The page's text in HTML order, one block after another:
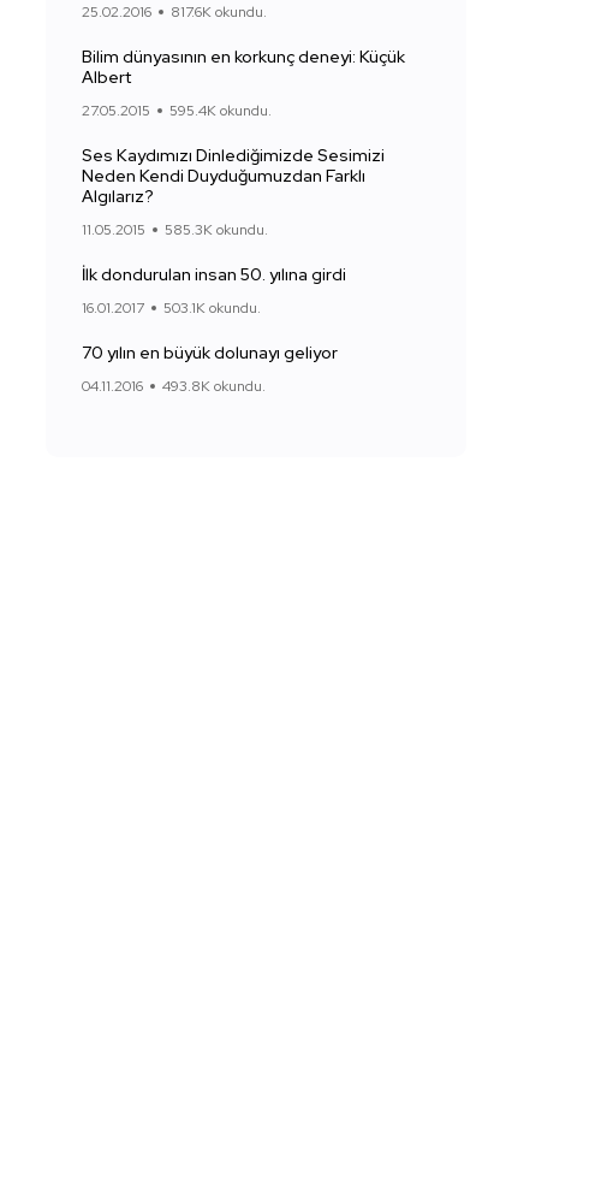
25.02.2016 817.6K okundu.
Bilim dünyasının en korkunç deneyi: Küçük
Albert
27.05.2015 595.4K okundu.
Ses Kaydımızı Dinlediğimizde Sesimizi
Neden Kendi Duyduğumuzdan Farklı
Algılarız?
11.05.2015 585.3K okundu.
İlk dondurulan insan 50. yılına girdi
16.01.2017 503.1K okundu.
70 yılın en büyük dolunayı geliyor
04.11.2016 493.8K okundu.